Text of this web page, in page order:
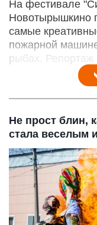
На фестивале
Новотырышкино
самые
пожарной
рыбах. Репортаж
Не прост блин,
стала веселым